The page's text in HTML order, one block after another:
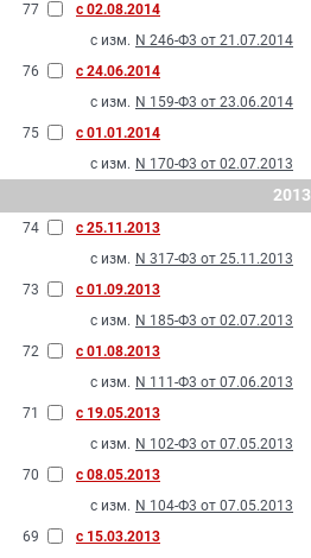
77
с 02.08.2014
с изм. N 246-Ф3 от 21.07.2014
76
с 24.06.2014
с изм. N 159-Ф3 от 23.06.2014
75
с 01.01.2014
с изм. N 170-Ф3 от 02.07.2013
2013
74
с 25.11.2013
с изм. N 317-Ф3 от 25.11.2013
73
с 01.09.2013
с изм. N 185-Ф3 от 02.07.2013
72
с 01.08.2013
с изм. N 111-Ф3 от 07.06.2013
71
с 19.05.2013
с изм. N 102-Ф3 от 07.05.2013
70
с 08.05.2013
с изм. N 104-Ф3 от 07.05.2013
69
с 15.03.2013